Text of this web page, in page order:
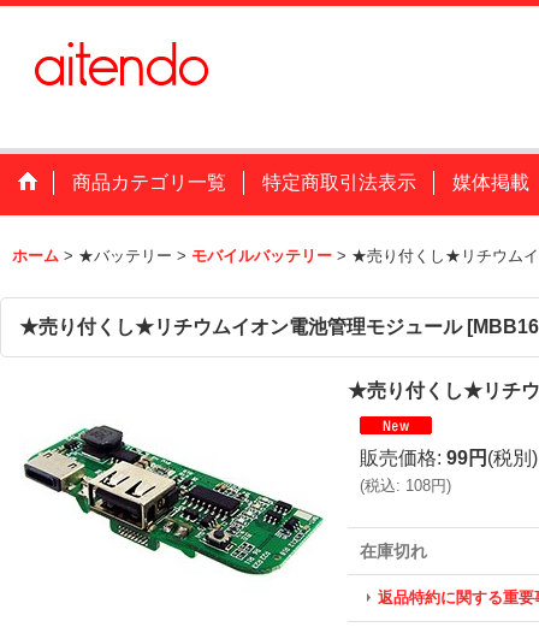
商品カテゴリ一覧 特定商取引法表示 媒体掲載
ホーム > ★バッテリー > モバイルバッテリー > ★売り付くし★リチウム
★売り付くし★リチウムイオン電池管理モジュール [
★売り付くし★リチウ
販売価格: 99円 (税別)
(税込: 108円)
在庫切れ
返品特約に関する重要